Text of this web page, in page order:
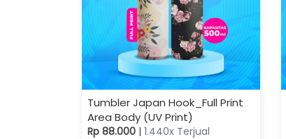
Tumbler Japan Hook_Full Print
Area Body (UV Print)
Rp 88.000 | 1.440x Terjual